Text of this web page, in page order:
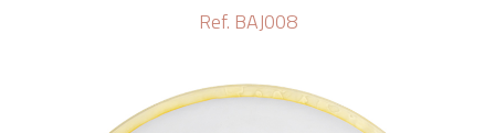
Ref. BAJ008